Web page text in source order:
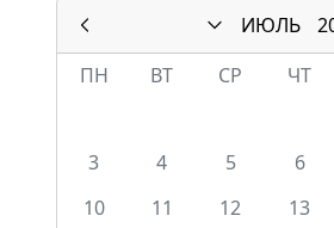
ИЮЛЬ
ПН
ВТ СР ЧТ
3
4 5 6
10
11 12 13